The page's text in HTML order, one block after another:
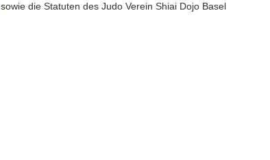
sowie die Statuten des Judo Verein Shiai Dojo Basel